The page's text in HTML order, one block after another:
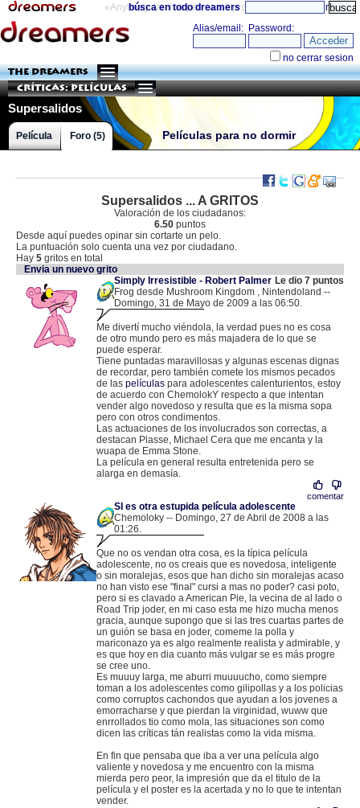
«Anything can happen and it probably will» directorio
búsca en todo dreamers
THE DREAMERS
Críticas: Películas
Supersalidos
Películas para no dormir
Película Foro (5)
Supersalidos ... A GRITOS
Valoración de los ciudadanos:
6.50 puntos
Desde aquí puedes opinar sin cortarte un pelo.
La puntuación solo cuenta una vez por ciudadano.
Hay 5 gritos en total
Envia un nuevo grito
Simply Irresistible - Robert Palmer Le dio 7 puntos
Frog desde Mushroom Kingdom , Nintendoland --
Domingo, 31 de Mayo de 2009 a las 06:50.
Me divertí mucho viéndola, la verdad pues no es cosa
de otro mundo pero es más majadera de lo que se
puede esperar.
Tiene puntadas maravillosas y algunas escenas dignas
de recordar, pero también comete los mismos pecados
de las películas para adolescentes calenturientos, estoy
de acuerdo con ChemolokY respecto a que intentan
vender algo novedoso y resulta que es la misma sopa
pero con otros condimentos.
Las actuaciones de los involucrados son correctas, a
destacan Plasse, Michael Cera que me encanta y la
wuapa de Emma Stone.
La película en general resulta entretenida pero se
alarga en demasía.
comentar
SI es otra estupida película adolescente
Chemoloky -- Domingo, 27 de Abril de 2008 a las
01:26.
Que no os vendan otra cosa, es la típica película
adolescente, no os creais que es novedosa, inteligente
o sin moralejas, esos que han dicho sin moralejas acaso
no han visto ese "final" cursi a mas no poder? casi poto,
pero si es clavado a American Pie, la vecina de al lado o
Road Trip joder, en mi caso esta me hizo mucha menos
gracia, aunque supongo que si las tres cuartas partes de
un guión se basa en joder, comeme la polla y
mariconazo ya es algo realmente realista y admirable, y
es que hoy en dia cuanto más vulgar se es más progre
se cree uno.
Es muuuy larga, me aburri muuuucho, como siempre
toman a los adolescentes como gilipollas y a los policias
como corruptos cachondos que ayudan a los jovenes a
emorracharse y que pierdan la virginidad, wuww que
enrrollados tio como mola, las situaciones son como
dicen las críticas tán realistas como la vida misma.
En fin que pensaba que iba a ver una película algo
valiente y novedosa y me encuentro con la misma
mierda pero peor, la impresión que da el titulo de la
película y el poster es la acertada y no lo que te intentan
vender.